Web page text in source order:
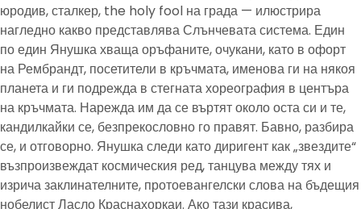
юродив, сталкер, the holy fool на града — илюстрира
нагледно какво представлява Слънчевата система. Един
по един Янушка хваща оръфаните, очукани, като в офорт
на Рембрандт, посетители в кръчмата, именова ги на някоя
планета и ги подрежда в стегната хореография в центъра
на кръчмата. Нарежда им да се въртят около оста си и те,
кандилкайки се, безпрекословно го правят. Бавно, разбира
се, и отговорно. Янушка следи като диригент как „звездите“
възпроизвеждат космическия ред, танцува между тях и
изрича заклинателните, протоевангелски слова на бъдещия
нобелист Ласло Краснахоркаи. Ако тази красива,